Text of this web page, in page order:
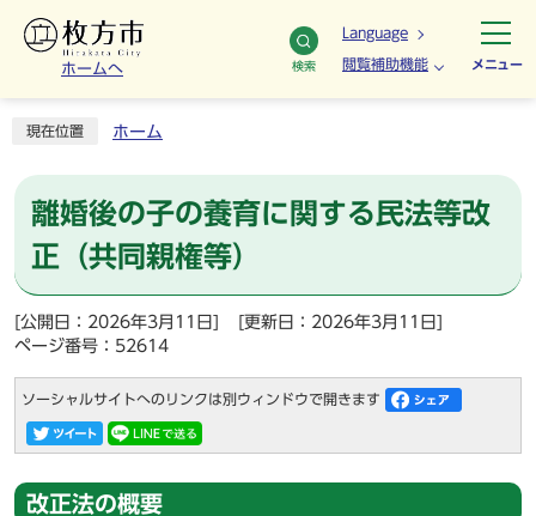
ホームへ 検索
Language
閲覧補助機能 メニュー
現在位置 ホーム
離婚後の子の養育に関する民法等改
正（共同親権等）
[公開日：2026年3月11日]
[更新日：2026年3月11日]
ページ番号：52614
ソーシャルサイトへのリンクは別ウィンドウで開きます
改正法の概要